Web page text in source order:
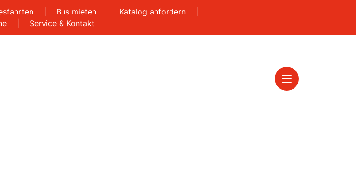
Bus mieten Katalog anfordern
Service & Kontakt